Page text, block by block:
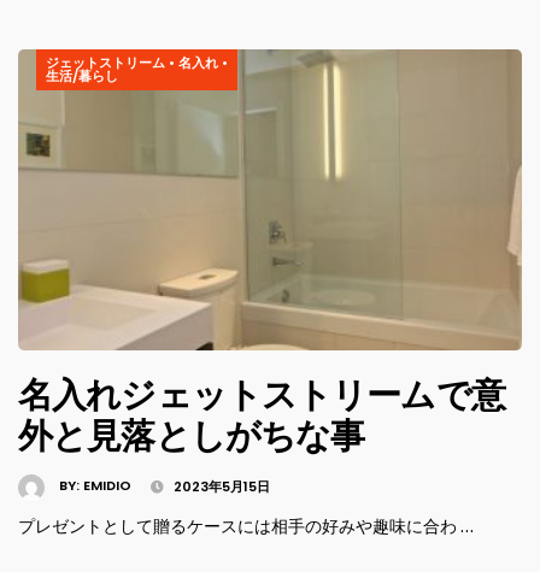
ジェットストリーム • 名入れ •
生活/暮らし
名入れジェットストリームで意
外と見落としがちな事
BY: EMIDIO 2023年5月15日
プレゼントとして贈るケースには相手の好みや趣味に合わ …